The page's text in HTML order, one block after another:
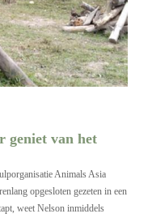
geniet van het
Animals Asia
opgesloten gezeten in een
weet Nelson inmiddels